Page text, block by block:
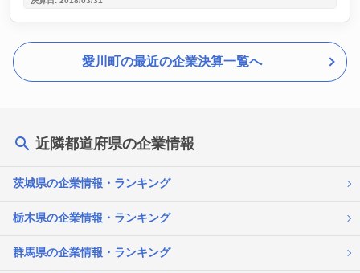
愛川町の最近の企業決算一覧へ
近隣都道府県の企業情報
茨城県の企業情報・ランキング
栃木県の企業情報・ランキング
群馬県の企業情報・ランキング